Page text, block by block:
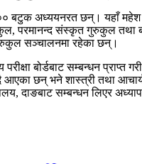
बटुक अध्ययनरत छन्। यहाँ
परमानन्द संस्कृत गुरुकुल तथा
सञ्चालनमा रहेका छन्।
बोर्डबाट सम्बन्धन प्राप्त गरी
आएका छन् भने शास्त्री तथा
दाङबाट सम्बन्धन लिएर